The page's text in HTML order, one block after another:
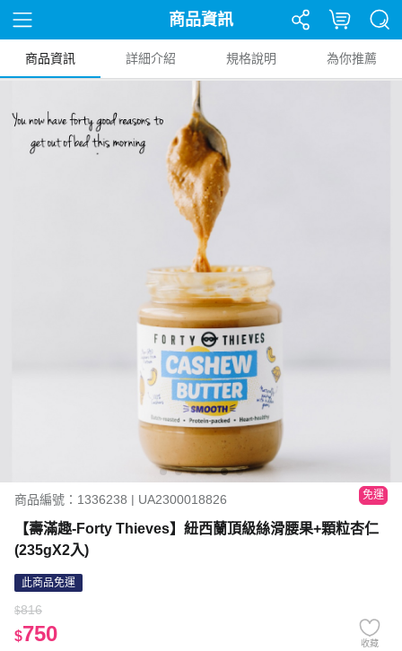
商品資訊
商品資訊 詳細介紹 規格說明 為你推薦
商品編號：1336238 | UA2300018826 免運
【壽滿趣-Forty Thieves】紐西蘭頂級絲滑腰果+顆粒杏仁
(235gX2入)
此商品免運
$816
$750 收藏